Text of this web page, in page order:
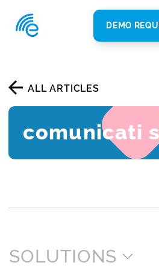
DEMO
ALL ARTICLES
comunicati
SOLUTIONS